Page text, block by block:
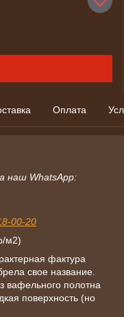
Оплата
наш WhatsApp:
00-20
м2)
фактура
свое название.
вафельного полотна
поверхность (но